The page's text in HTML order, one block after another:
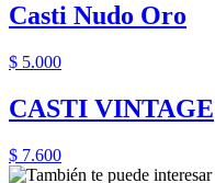
Casti Nudo Oro
$ 5.000
CASTI VINTAGE
$ 7.600